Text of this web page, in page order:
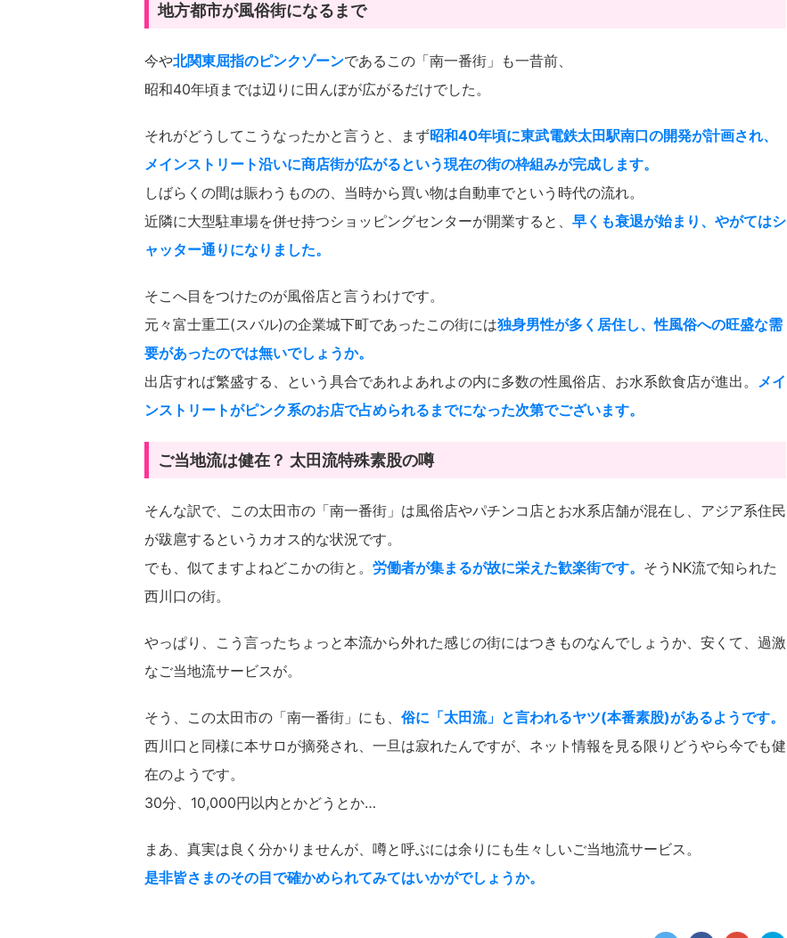
地方都市が風俗街になるまで
今や北関東屈指のピンクゾーンであるこの「南一番街」も一昔前、
昭和40年頃までは辺りに田んぼが広がるだけでした。
それがどうしてこうなったかと言うと、まず昭和40年頃に東武電鉄太田駅南口の開発が計画され、
メインストリート沿いに商店街が広がるという現在の街の枠組みが完成します。
しばらくの間は賑わうものの、当時から買い物は自動車でという時代の流れ。
近隣に大型駐車場を併せ持つショッピングセンターが開業すると、 早くも衰退が始まり、やがてはシ
ャッター通りになりました。
そこへ目をつけたのが風俗店と言うわけです。
元々富士重工(スバル)の企業城下町であったこの街には独身男性が多く居住し、性風俗への旺盛な需
要があったのでは無いでしょうか。
出店すれば繁盛する、という具合であれよあれよの内に多数の性風俗店、お水系飲食店が進出。 メイ
ンストリートがピンク系のお店で占められるまでになった次第でございます。
ご当地流は健在？ 太田流特殊素股の噂
そんな訳で、この太田市の「南一番街」は風俗店やパチンコ店とお水系店舗が混在し、アジア系住民
が跋扈するというカオス的な状況です。
でも、似てますよねどこかの街と。 労働者が集まるが故に栄えた歓楽街です。 そうNK流で知られた
西川口の街。
やっぱり、こう言ったちょっと本流から外れた感じの街にはつきものなんでしょうか、安くて、過激
なご当地流サービスが。
そう、この太田市の「南一番街」にも、 俗に「太田流」と言われるヤツ(本番素股)があるようです。
西川口と同様に本サロが摘発され、一旦は寂れたんですが、ネット情報を見る限りどうやら今でも健
在のようです。
30分、10,000円以内とかどうとか…
まあ、真実は良く分かりませんが、噂と呼ぶには余りにも生々しいご当地流サービス。
是非皆さまのその目で確かめられてみてはいかがでしょうか。